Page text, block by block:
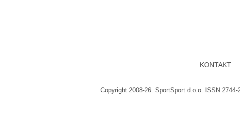
KONTAKT
Copyright 2008-26. SportSport d.o.o. ISSN